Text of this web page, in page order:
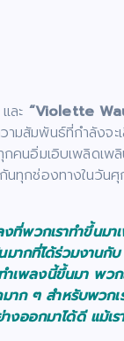
ละ “Violette
มสัมพันธ์ที่กำลังจ
นอิ่มเอิบเพลิดเพ
ทุกช่องทางในวัน
งที่พวกเราทำขึ้น
ากที่ได้ร่วมงานกั
ำเพลงนี้ขึ้นมา พ
าก ๆ สำหรับพวกเ
ออกมาได้ดี แม้เร